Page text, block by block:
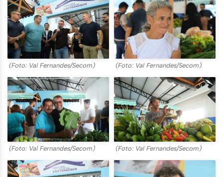
(Foto: Val Fernandes/Secom) (Foto: Val Fernandes/Secom)
(Foto: Val Fernandes/Secom) (Foto: Val Fernandes/Secom)